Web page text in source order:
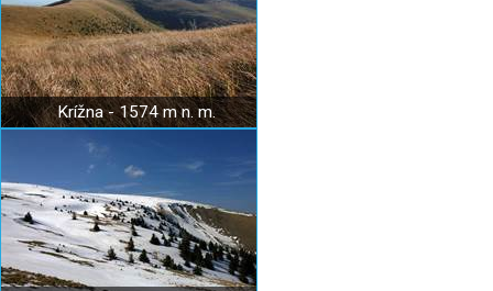
Krížna - 1574 m n. m.